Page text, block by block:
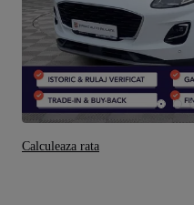
Calculeaza rata